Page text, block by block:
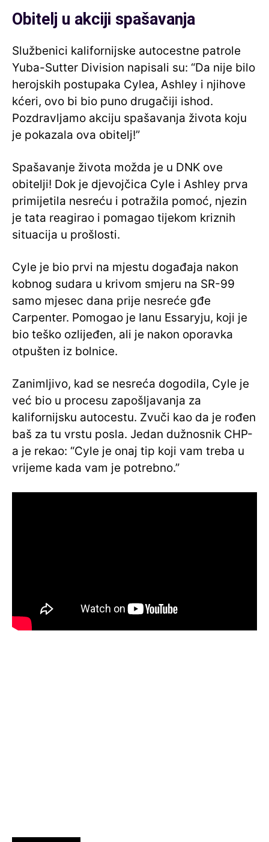
Obitelj u akciji spašavanja
Službenici kalifornijske autocestne patrole
Yuba-Sutter Division napisali su: “Da nije bilo
herojskih postupaka Cylea, Ashley i njihove
kćeri, ovo bi bio puno drugačiji ishod.
Pozdravljamo akciju spašavanja života koju
je pokazala ova obitelj!”
Spašavanje života možda je u DNK ove
obitelji! Dok je djevojčica Cyle i Ashley prva
primijetila nesreću i potražila pomoć, njezin
je tata reagirao i pomagao tijekom kriznih
situacija u prošlosti.
Cyle je bio prvi na mjestu događaja nakon
kobnog sudara u krivom smjeru na SR-99
samo mjesec dana prije nesreće gđe
Carpenter. Pomogao je Ianu Essaryju, koji je
bio teško ozlijeđen, ali je nakon oporavka
otpušten iz bolnice.
Zanimljivo, kad se nesreća dogodila, Cyle je
već bio u procesu zapošljavanja za
kalifornijsku autocestu. Zvuči kao da je rođen
baš za tu vrstu posla. Jedan dužnosnik CHP-
a je rekao: “Cyle je onaj tip koji vam treba u
vrijeme kada vam je potrebno.”